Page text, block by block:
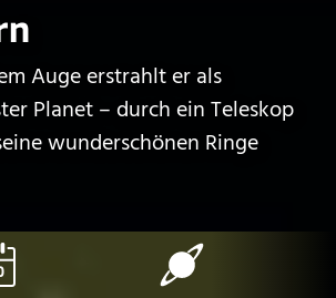
Auge erstrahlt er als
Planet – durch ein Teleskop
wunderschönen Ringe